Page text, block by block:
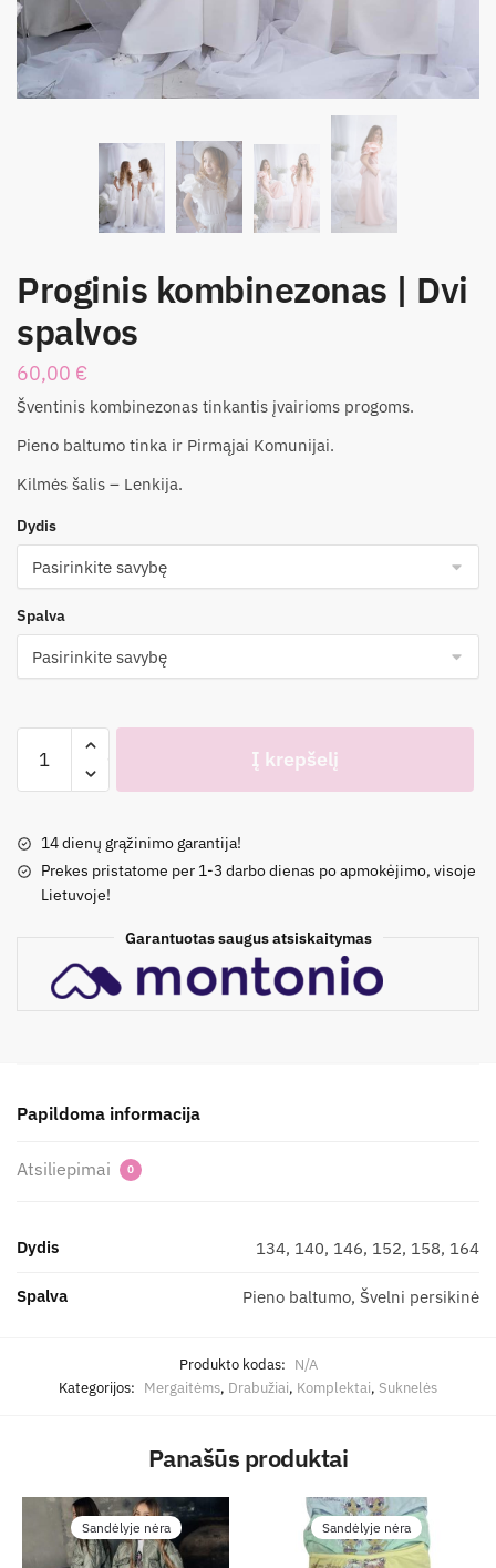
Proginis kombinezonas | Dvi
spalvos
60,00 €
Šventinis kombinezonas tinkantis įvairioms progoms.
Pieno baltumo tinka ir Pirmąjai Komunijai.
Kilmės šalis – Lenkija.
Dydis
Spalva
kiekis:
Proginis
|
Dvi
spalvos
Į krepšelį
14 dienų grąžinimo garantija!
Prekes pristatome per 1-3 darbo dienas po apmokėjimo, visoje
Lietuvoje!
Garantuotas saugus atsiskaitymas
Papildoma informacija
Atsiliepimai 0
Dydis 134, 140, 146, 152, 158, 164
Spalva Pieno baltumo, Švelni persikinė
Produkto kodas: N/A
Kategorijos: Mergaitėms, Drabužiai, Komplektai, Suknelės
Panašūs produktai
Sandėlyje nėra Sandėlyje nėra